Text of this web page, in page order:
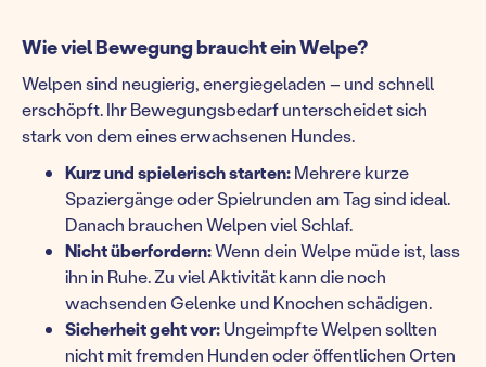
Wie viel Bewegung braucht ein Welpe?
Welpen sind neugierig, energiegeladen – und schnell
erschöpft. Ihr Bewegungsbedarf unterscheidet sich
stark von dem eines erwachsenen Hundes.
Kurz und spielerisch starten:Mehrere kurze
Spaziergänge oder Spielrunden am Tag sind ideal.
Danach brauchen Welpen viel Schlaf.
Nicht überfordern:Wenn dein Welpe müde ist, lass
ihn in Ruhe. Zu viel Aktivität kann die noch
wachsenden Gelenke und Knochen schädigen.
Sicherheit geht vor:Ungeimpfte Welpen sollten
nicht mit fremden Hunden oder öffentlichen Orten